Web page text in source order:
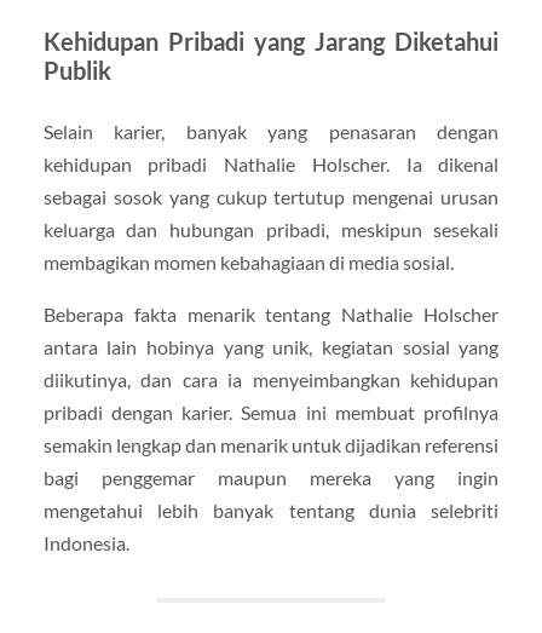
Kehidupan Pribadi yang Jarang Diketahui
Publik
Selain karier, banyak yang penasaran dengan
kehidupan pribadi Nathalie Holscher. Ia dikenal
sebagai sosok yang cukup tertutup mengenai urusan
keluarga dan hubungan pribadi, meskipun sesekali
membagikan momen kebahagiaan di media sosial.
Beberapa fakta menarik tentang Nathalie Holscher
antara lain hobinya yang unik, kegiatan sosial yang
diikutinya, dan cara ia menyeimbangkan kehidupan
pribadi dengan karier. Semua ini membuat profilnya
semakin lengkap dan menarik untuk dijadikan referensi
bagi penggemar maupun mereka yang ingin
mengetahui lebih banyak tentang dunia selebriti
Indonesia.